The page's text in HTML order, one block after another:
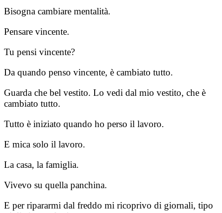
Bisogna cambiare mentalità.
Pensare vincente.
Tu pensi vincente?
Da quando penso vincente, è cambiato tutto.
Guarda che bel vestito. Lo vedi dal mio vestito, che è
cambiato tutto.
Tutto è iniziato quando ho perso il lavoro.
E mica solo il lavoro.
La casa, la famiglia.
Vivevo su quella panchina.
E per ripararmi dal freddo mi ricoprivo di giornali, tipo